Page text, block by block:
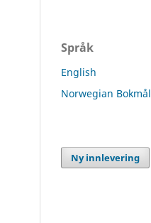
Språk
English
Norwegian Bokmål
Ny innlevering